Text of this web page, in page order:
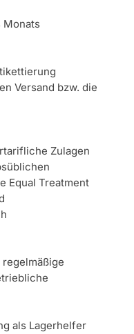
Monats
Versand bzw. die
Zulagen
Equal Treatment
als Lagerhelfer